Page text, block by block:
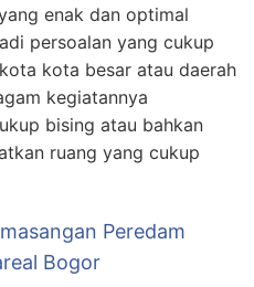
enak dan optimal
persoalan yang cukup
kota besar atau daerah
kegiatannya
bising atau bahkan
ruang yang cukup
Peredam
Bogor